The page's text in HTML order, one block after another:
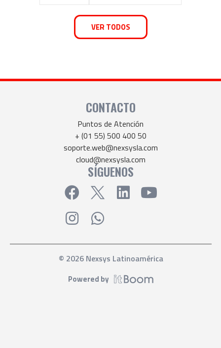
VER TODOS
CONTACTO
Puntos de Atención
+ (01 55) 500 400 50
soporte.web@nexsysla.com
cloud@nexsysla.com
SÍGUENOS
© 2026 Nexsys Latinoamérica
Powered by